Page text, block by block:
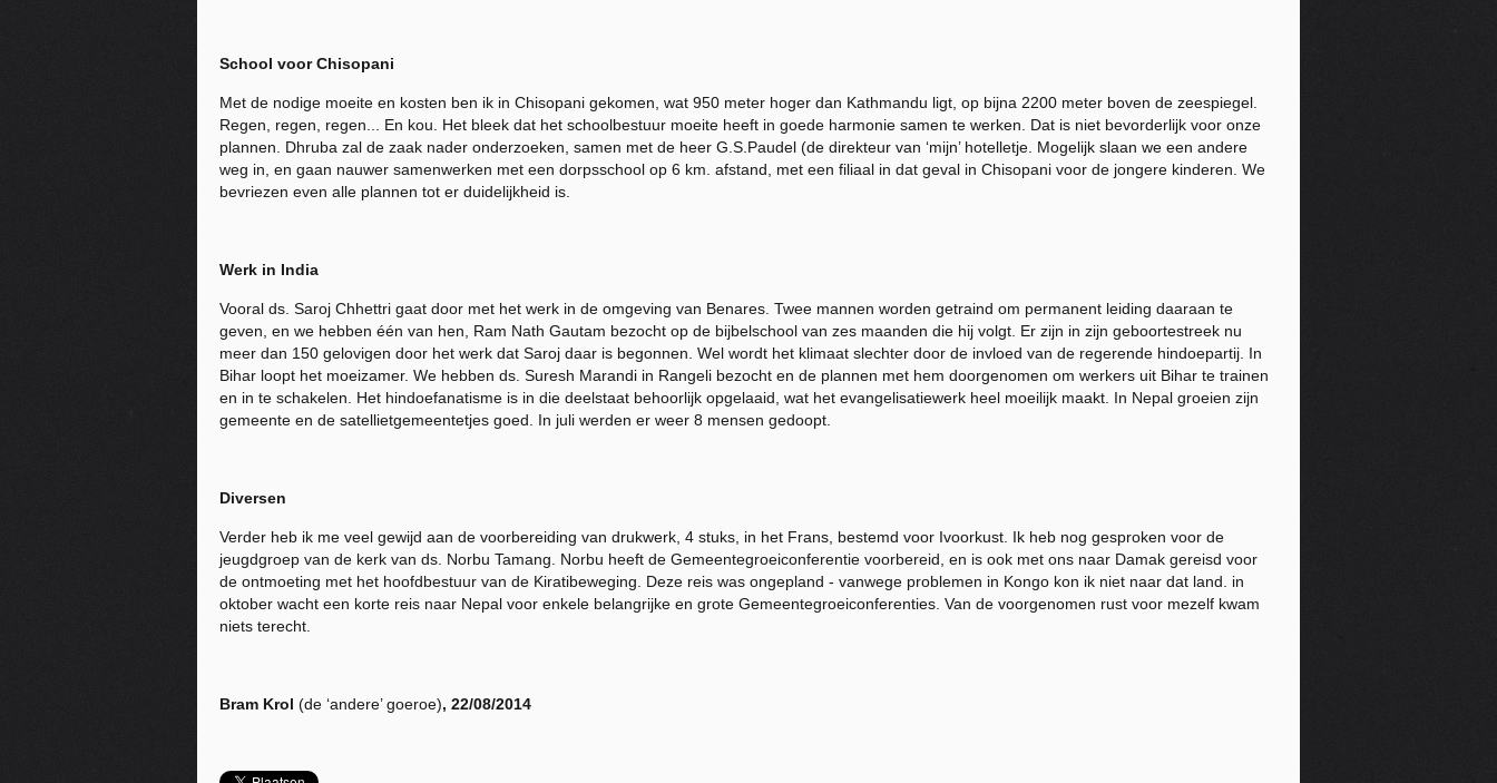
School voor Chisopani
Met de nodige moeite en kosten ben ik in Chisopani gekomen, wat 950 meter hoger dan Kathmandu ligt, op bijna 2200 meter boven de zeespiegel.
Regen, regen, regen... En kou. Het bleek dat het schoolbestuur moeite heeft in goede harmonie samen te werken. Dat is niet bevorderlijk voor onze
plannen. Dhruba zal de zaak nader onderzoeken, samen met de heer G.S.Paudel (de direkteur van ‘mijn’ hotelletje. Mogelijk slaan we een andere
weg in, en gaan nauwer samenwerken met een dorpsschool op 6 km. afstand, met een filiaal in dat geval in Chisopani voor de jongere kinderen. We
bevriezen even alle plannen tot er duidelijkheid is.
Werk in India
Vooral ds. Saroj Chhettri gaat door met het werk in de omgeving van Benares. Twee mannen worden getraind om permanent leiding daaraan te
geven, en we hebben één van hen, Ram Nath Gautam bezocht op de bijbelschool van zes maanden die hij volgt. Er zijn in zijn geboortestreek nu
meer dan 150 gelovigen door het werk dat Saroj daar is begonnen. Wel wordt het klimaat slechter door de invloed van de regerende hindoepartij. In
Bihar loopt het moeizamer. We hebben ds. Suresh Marandi in Rangeli bezocht en de plannen met hem doorgenomen om werkers uit Bihar te trainen
en in te schakelen. Het hindoefanatisme is in die deelstaat behoorlijk opgelaaid, wat het evangelisatiewerk heel moeilijk maakt. In Nepal groeien zijn
gemeente en de satellietgemeentetjes goed. In juli werden er weer 8 mensen gedoopt.
Diversen
Verder heb ik me veel gewijd aan de voorbereiding van drukwerk, 4 stuks, in het Frans, bestemd voor Ivoorkust. Ik heb nog gesproken voor de
jeugdgroep van de kerk van ds. Norbu Tamang. Norbu heeft de Gemeentegroeiconferentie voorbereid, en is ook met ons naar Damak gereisd voor
de ontmoeting met het hoofdbestuur van de Kiratibeweging. Deze reis was ongepland - vanwege problemen in Kongo kon ik niet naar dat land. in
oktober wacht een korte reis naar Nepal voor enkele belangrijke en grote Gemeentegroeiconferenties. Van de voorgenomen rust voor mezelf kwam
niets terecht.
Bram Krol (de ‘andere’ goeroe), 22/08/2014